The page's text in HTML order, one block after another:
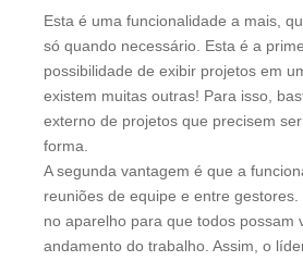
Esta é uma funcionalidade a mais,
só quando necessário. Esta é a
possibilidade de exibir projetos em
existem muitas outras! Para isso,
externo de projetos que precisem
forma.
A segunda vantagem é que a
reuniões de equipe e entre
no aparelho para que todos possam
andamento do trabalho. Assim, o